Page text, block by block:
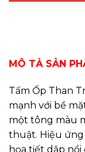
MÔ TẢ SẢN
Tấm Ốp Than
mạnh với bề
một tông màu
thuật. Hiệu
họa tiết dập